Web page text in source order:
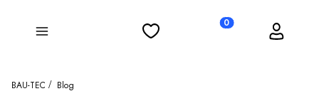
Menu Ulubione Produkty w koszyku:
Koszyk Zaloguj się
BAU-TEC Blog